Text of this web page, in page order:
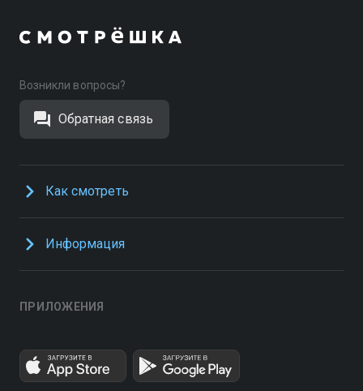
Возникли вопросы?
Обратная связь
Как смотреть
Информация
ПРИЛОЖЕНИЯ